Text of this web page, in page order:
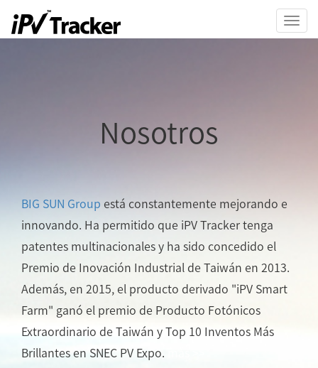
Nosotros
BIG SUN Group está constantemente mejorando e
innovando. Ha permitido que iPV Tracker tenga
patentes multinacionales y ha sido concedido el
Premio de Inovación Industrial de Taiwán en 2013.
Además, en 2015, el producto derivado "iPV Smart
Farm" ganó el premio de Producto Fotónicos
Extraordinario de Taiwán y Top 10 Inventos Más
Brillantes en SNEC PV Expo.